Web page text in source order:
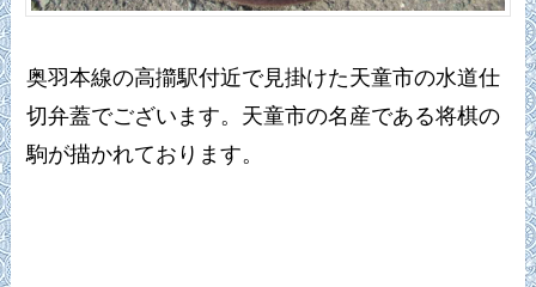
奥羽本線の高擶駅付近で見掛けた天童市の水道仕
切弁蓋でございます。天童市の名産である将棋の
駒が描かれております。